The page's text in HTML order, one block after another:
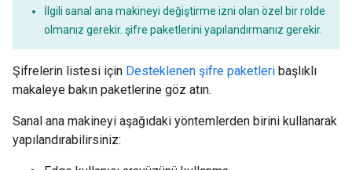
İlgili sanal ana makineyi değiştirme izni olan özel bir rolde
olmanız gerekir. şifre paketlerini yapılandırmanız gerekir.
Şifrelerin listesi için Desteklenen şifre paketleri başlıklı
makaleye bakın paketlerine göz atın.
Sanal ana makineyi aşağıdaki yöntemlerden birini kullanarak
yapılandırabilirsiniz: